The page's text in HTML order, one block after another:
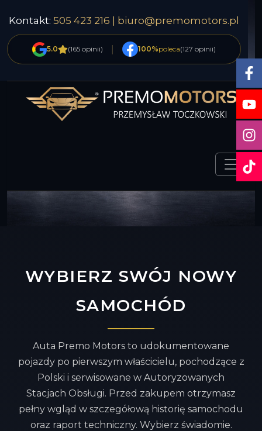
Kontakt: 505 423 216 | biuro@premomotors.pl
5.0 (165 opinii) 100%poleca(127 opinii)
WYBIERZ SWÓJ NOWY
SAMOCHÓD
Auta Premo Motors to udokumentowane
pojazdy po pierwszym właścicielu, pochodzące z
Polski i serwisowane w Autoryzowanych
Stacjach Obsługi. Przed zakupem otrzymasz
pełny wgląd w szczegółową historię samochodu
oraz raport techniczny. Wybierz świadomie.